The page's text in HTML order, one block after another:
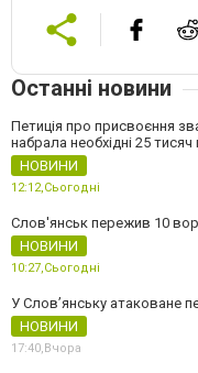
Останні новини
Петиція про присвоєння
набрала необхідні 25 тисяч
НОВИНИ
12:12,Сьогодні
Слов'янськ пережив 10
НОВИНИ
10:27,Сьогодні
У Слов’янську атаковане
НОВИНИ
17:40,Вчора